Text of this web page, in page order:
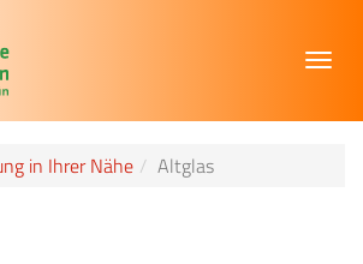
in Ihrer Nähe Altglas